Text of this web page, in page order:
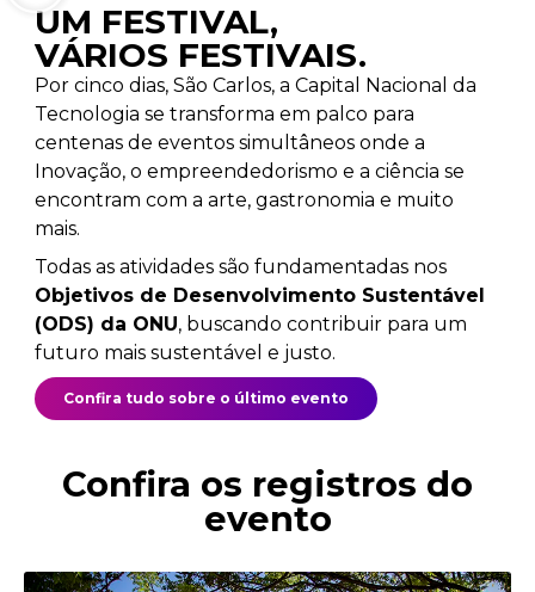
UM FESTIVAL,
VÁRIOS FESTIVAIS.
Por cinco dias, São Carlos, a Capital Nacional da
Tecnologia se transforma em palco para
centenas de eventos simultâneos onde a
Inovação, o empreendedorismo e a ciência se
encontram com a arte, gastronomia e muito
mais.
Todas as atividades são fundamentadas nos
Objetivos de Desenvolvimento Sustentável
(ODS) da ONU, buscando contribuir para um
futuro mais sustentável e justo.
Confira tudo sobre o último evento
Confira os registros do
evento